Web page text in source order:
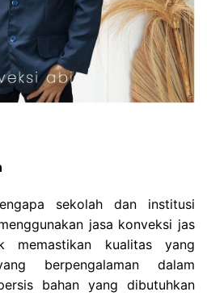
sekolah dan institusi
jasa konveksi jas
memastikan kualitas yang
berpengalaman dalam
bahan yang dibutuhkan